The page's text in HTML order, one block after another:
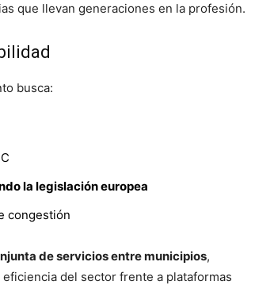
que llevan generaciones en la profesión.
busca:
la legislación europea
congestión
de servicios entre municipios,
del sector frente a plataformas